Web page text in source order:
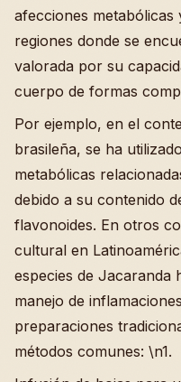
afecciones
regiones donde se
valorada por su
cuerpo de formas
Por ejemplo, en el
brasileña, se ha
metabólicas
debido a su contenido
flavonoides. En otros
cultural en
especies de Jacaranda
manejo de
preparaciones
métodos comunes: \n1.